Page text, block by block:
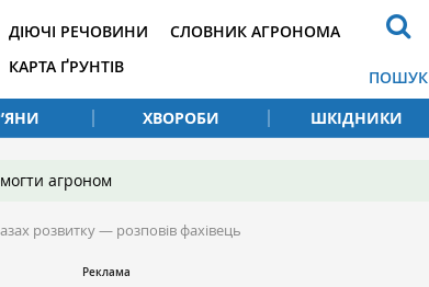
ДІЮЧІ РЕЧОВИНИ
КАРТА ҐРУНТІВ
СЛОВНИК АГРОНОМА
ПОШУК
ХВОРОБИ ШКІДНИКИ
агроном
розвитку — розповів фахівець